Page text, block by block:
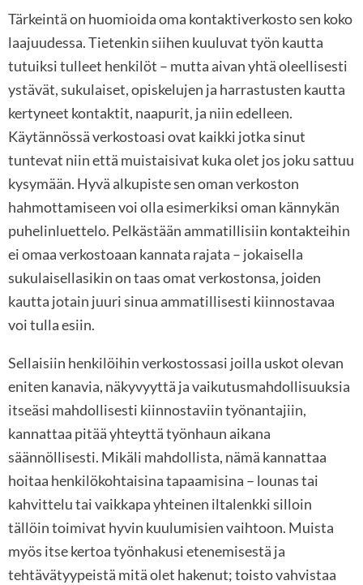
Tärkeintä on huomioida oma kontaktiverkosto sen koko
laajuudessa. Tietenkin siihen kuuluvat työn kautta
tutuiksi tulleet henkilöt – mutta aivan yhtä oleellisesti
ystävät, sukulaiset, opiskelujen ja harrastusten kautta
kertyneet kontaktit, naapurit, ja niin edelleen.
Käytännössä verkostoasi ovat kaikki jotka sinut
tuntevat niin että muistaisivat kuka olet jos joku sattuu
kysymään. Hyvä alkupiste sen oman verkoston
hahmottamiseen voi olla esimerkiksi oman kännykän
puhelinluettelo. Pelkästään ammatillisiin kontakteihin
ei omaa verkostoaan kannata rajata – jokaisella
sukulaisellasikin on taas omat verkostonsa, joiden
kautta jotain juuri sinua ammatillisesti kiinnostavaa
voi tulla esiin.
Sellaisiin henkilöihin verkostossasi joilla uskot olevan
eniten kanavia, näkyvyyttä ja vaikutusmahdollisuuksia
itseäsi mahdollisesti kiinnostaviin työnantajiin,
kannattaa pitää yhteyttä työnhaun aikana
säännöllisesti. Mikäli mahdollista, nämä kannattaa
hoitaa henkilökohtaisina tapaamisina – lounas tai
kahvittelu tai vaikkapa yhteinen iltalenkki silloin
tällöin toimivat hyvin kuulumisien vaihtoon. Muista
myös itse kertoa työnhakusi etenemisestä ja
tehtävätyypeistä mitä olet hakenut; toisto vahvistaa